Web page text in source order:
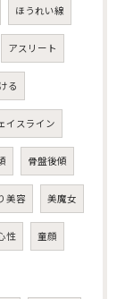
ほうれい線
アスリート
る
イスライン
骨盤後傾
美容 美魔女
性 童顔